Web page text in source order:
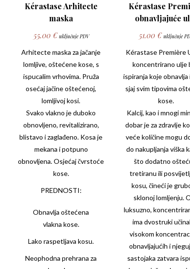
Kérastase Arhitecte
maska
55.00 € uključuje PDV
Arhitectemaska za jačanje
lomljive, oštećene kose, s
ispucalim vrhovima. Pruža
osećaj jačine oštećenoj,
lomljivoj kosi.
Svako vlakno je duboko
obnovljeno, revitalizirano,
blistavo i zaglađeno. Kosa je
mekana i potpuno
obnovljena. Osjećaj čvrstoće
kose.
PREDNOSTI:
Obnavlja oštećena
vlakna kose.
Lako raspetljava kosu.
Neophodna prehrana za
Kérastase
obnavljajuće
51.00 € uključuje
Kérastase Première
koncentrirano ulje
ispiranja koje obnavlja
sjaj svim tipovima
kose.
Kalcij, kao i mnogi
dobar je za zdravlje
veće količine mogu
do nakupljanja viška
što dodatno
tretiranu ili
kosu, čineći je
sklonoj lomljenju.
luksuzno,
ima dvostruki
visokom
obnavljajućih i
sastojaka zatvara